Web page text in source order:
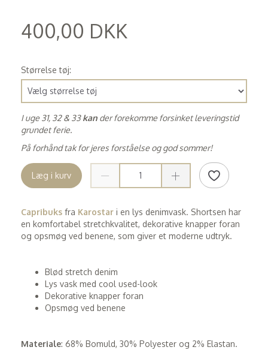
400,00 DKK
Størrelse tøj:
I uge 31, 32 & 33kan der forekomme forsinket leveringstid
grundet ferie.
På forhånd tak for jeres forståelse og god sommer!
Læg i kurv
Capribuks fra Karostar i en lys denimvask. Shortsen har
en komfortabel stretchkvalitet, dekorative knapper foran
og opsmøg ved benene, som giver et moderne udtryk.
Blød stretch denim
Lys vask med cool used-look
Dekorative knapper foran
Opsmøg ved benene
Materiale: 68% Bomuld, 30% Polyester og 2% Elastan.